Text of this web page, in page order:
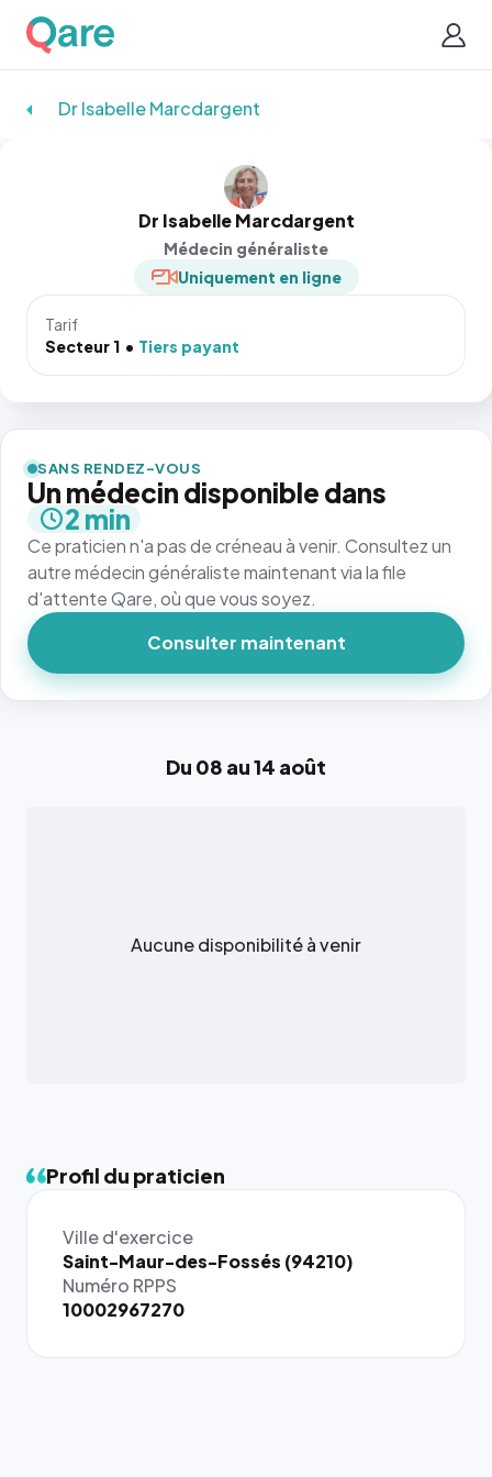
Dr Isabelle Marcdargent
Dr Isabelle Marcdargent
Médecin généraliste
Uniquement en ligne
Tarif
Secteur 1
Tiers payant
Du 08 au 14 août
Aucune disponibilité à venir
Profil du praticien
Ville d'exercice
Saint-Maur-des-Fossés (94210)
Numéro RPPS
10002967270
SANS RENDEZ-VOUS
Un médecin disponible dans
2 min
Ce praticien n'a pas de créneau à venir. Consultez un
autre médecin généraliste maintenant via la file
d'attente Qare, où que vous soyez.
Consulter maintenant
{# 40×40
: la taille
rendue par
`.profile-